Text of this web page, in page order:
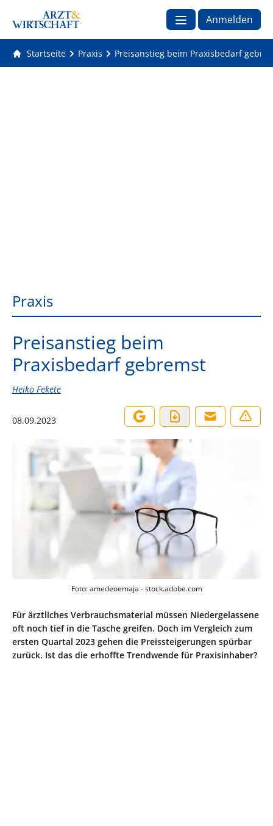
Anmelden
Startseite Praxis Preisanstieg beim Praxisbedarf
Praxis
Preisanstieg beim
Praxisbedarf gebremst
Heiko Fekete
08.09.2023
Foto: amedeoemaja - stock.adobe.com
Für ärztliches Verbrauchsmaterial müssen Niedergelassene
oft noch tief in die Tasche greifen. Doch im Vergleich zum
ersten Quartal 2023 gehen die Preissteigerungen spürbar
zurück. Ist das die erhoffte Trendwende für Praxisinhaber?